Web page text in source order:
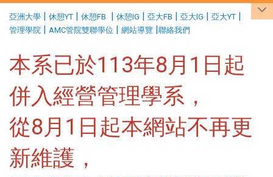
亞洲大學 | 休憩YT | 休憩FB | 休憩IG | 亞大FB | 亞大IG | 亞大YT |
管理學院 | AMC管院雙聯學位 | 網站導覽 |聯絡我們
本系已於113年8月1日起
併入經營管理學系，
從8月1日起本網站不再更
新維護，